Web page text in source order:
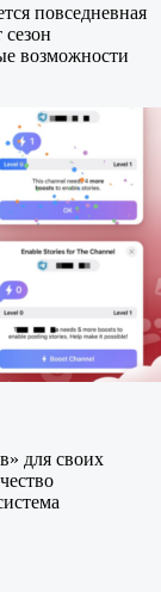
повседневная
возможности
для своих